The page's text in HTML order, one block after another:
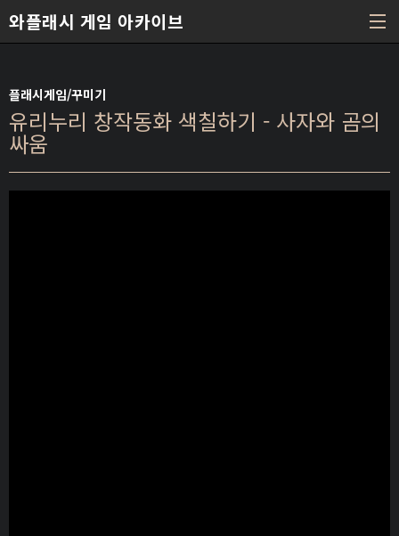
와플래시 게임 아카이브
플래시게임/꾸미기
유리누리 창작동화 색칠하기 - 사자와 곰의
싸움